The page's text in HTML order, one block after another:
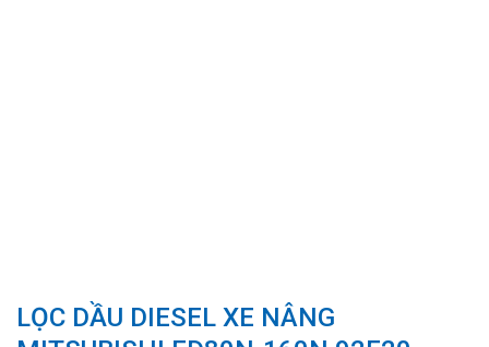
LỌC DẦU DIESEL XE NÂNG